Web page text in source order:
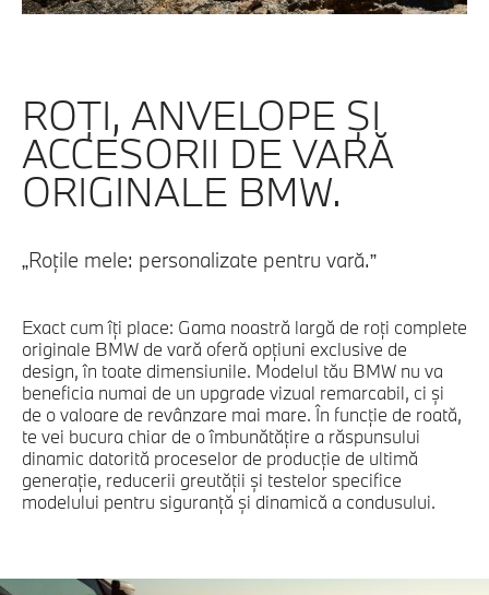
ROŢI, ANVELOPE ŞI
ACCESORII DE VARĂ
ORIGINALE BMW.
„Roţile mele: personalizate pentru vară.”
Exact cum îţi place: Gama noastră largă de roţi complete
originale BMW de vară oferă opţiuni exclusive de
design, în toate dimensiunile. Modelul tău BMW nu va
beneficia numai de un upgrade vizual remarcabil, ci şi
de o valoare de revânzare mai mare. În funcţie de roată,
te vei bucura chiar de o îmbunătăţire a răspunsului
dinamic datorită proceselor de producţie de ultimă
generaţie, reducerii greutăţii şi testelor specifice
modelului pentru siguranţă şi dinamică a condusului.